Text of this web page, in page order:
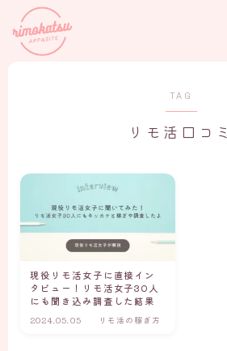
MENU
TAG
リモ活口コミ
現役リモ活女子に直接イン
タビュー！リモ活女子30人
にも聞き込み調査した結果
2024.05.05 リモ活の稼ぎ方